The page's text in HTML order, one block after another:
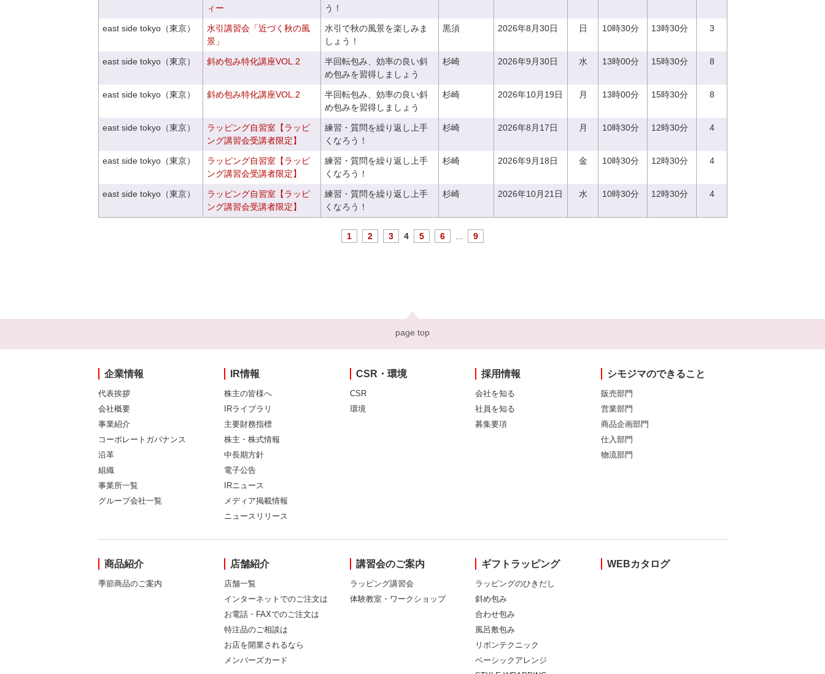
ィー
う！
east side tokyo（東京）
水引講習会「近づく秋の風
景」
水引で秋の風景を楽しみま
しょう！
黒須 2026年8月30日 日 10時30分 13時30分 3
east side tokyo（東京） 斜め包み特化講座VOL.2
半回転包み、効率の良い斜
め包みを習得しましょう
杉崎 2026年9月30日 水 13時00分 15時30分 8
east side tokyo（東京） 斜め包み特化講座VOL.2
半回転包み、効率の良い斜
め包みを習得しましょう
杉崎 2026年10月19日 月 13時00分 15時30分 8
east side tokyo（東京）
ラッピング自習室【ラッピ
ング講習会受講者限定】
練習・質問を繰り返し上手
くなろう！
杉崎 2026年8月17日 月 10時30分 12時30分 4
east side tokyo（東京）
ラッピング自習室【ラッピ
ング講習会受講者限定】
練習・質問を繰り返し上手
くなろう！
杉崎 2026年9月18日 金 10時30分 12時30分 4
east side tokyo（東京）
ラッピング自習室【ラッピ
ング講習会受講者限定】
練習・質問を繰り返し上手
くなろう！
杉崎 2026年10月21日 水 10時30分 12時30分 4
1 2 3 4 5 6 9
page top
企業情報
代表挨拶
会社概要
事業紹介
コーポレートガバナンス
沿革
組織
事業所一覧
グループ会社一覧
IR情報
株主の皆様へ
IRライブラリ
主要財務指標
株主・株式情報
中長期方針
電子公告
IRニュース
メディア掲載情報
ニュースリリース
CSR・環境
CSR
環境
採用情報
会社を知る
社員を知る
募集要項
シモジマのできること
販売部門
営業部門
商品企画部門
仕入部門
物流部門
商品紹介
季節商品のご案内
店舗紹介
店舗一覧
インターネットでのご注文は
お電話・FAXでのご注文は
特注品のご相談は
お店を開業されるなら
メンバーズカード
講習会のご案内
ラッピング講習会
体験教室・ワークショップ
ギフトラッピング
ラッピングのひきだし
斜め包み
合わせ包み
風呂敷包み
リボンテクニック
ベーシックアレンジ
WEBカタログ